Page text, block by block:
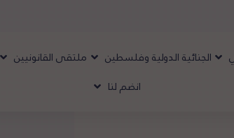
الجنائية الدولية وفلسطين ملتقى القانونيين
انضم لنا